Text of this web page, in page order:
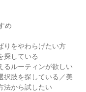
め
りをやわらげたい方
探している
るルーティンが欲しい
択肢を探している／美
法から試したい